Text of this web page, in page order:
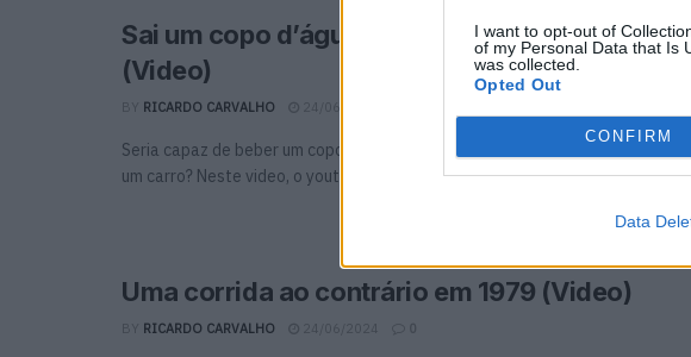
I want to opt-out of
of my Personal Data that Is
was collected.
Opted Out
CONFIRM
Data
Sai um copo d’água do tubo de escape!
(Video)
BY RICARDO CARVALHO 24/06/2024
Seria capaz de beber um copo d'água servido de um tube de escape de
um carro? Neste video, o youtuber ...
Uma corrida ao contrário em 1979 (Video)
BY RICARDO CARVALHO 24/06/2024 0